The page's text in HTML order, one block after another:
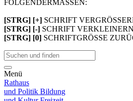
FOLGENDERMASSEN:
[STRG] [+] SCHRIFT
[STRG] [-] SCHRIFT VERKLEINERN
[STRG] [0] SCHRIFTGRÖSSE
Menü
Rathaus
und Politik Bildung